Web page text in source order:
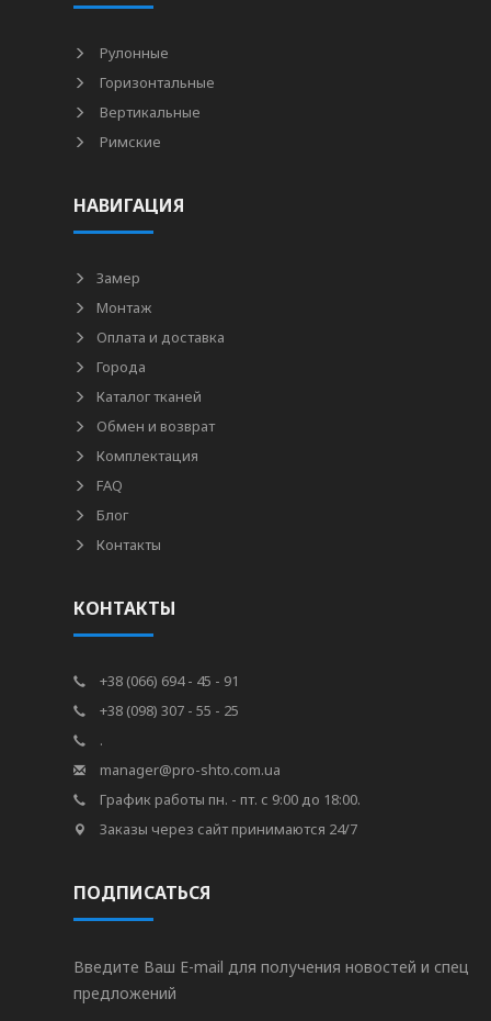
Рулонные
Горизонтальные
Вертикальные
Римские
НАВИГАЦИЯ
Замер
Монтаж
Оплата и доставка
Города
Каталог тканей
Обмен и возврат
Комплектация
FAQ
Блог
Контакты
КОНТАКТЫ
+38 (066) 694 - 45 - 91
+38 (098) 307 - 55 - 25
.
manager@pro-shto.com.ua
График работы пн. - пт. с 9:00 до 18:00.
Заказы через сайт принимаются 24/7
ПОДПИСАТЬСЯ
Введите Ваш E-mail для получения новостей и спец
предложений